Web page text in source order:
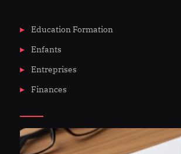
Education Formation
Enfants
Entreprises
Finances